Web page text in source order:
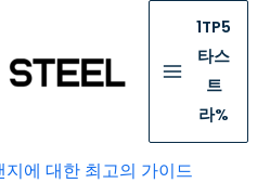
1TP5
타스
트
라%
지에 대한 최고의 가이드